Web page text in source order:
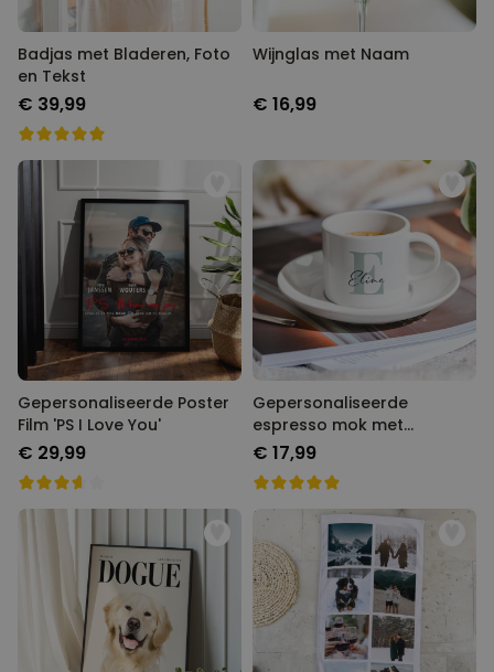
Badjas met Bladeren, Foto
en Tekst
€ 39,99
Wijnglas met Naam
€ 16,99
Gepersonaliseerde Poster
Film 'PS I Love You'
€ 29,99
Gepersonaliseerde
espresso mok met
monogram
€ 17,99